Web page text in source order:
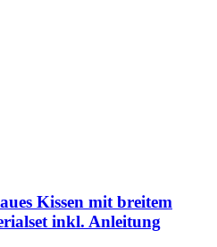
Kissen mit breitem
inkl. Anleitung